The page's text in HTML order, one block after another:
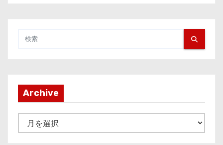
Archive
r